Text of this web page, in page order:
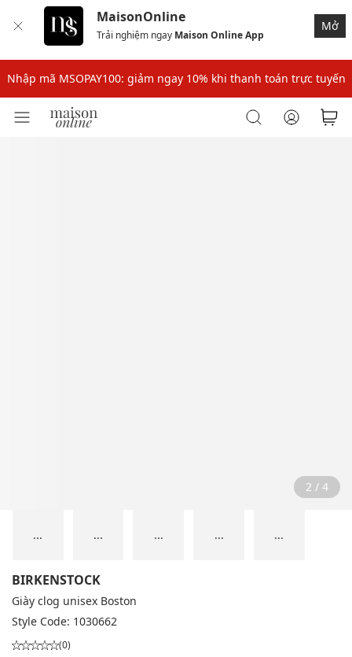
MaisonOnline
Trải nghiệm ngay Maison Online App
Mở
Nhập mã: MSOXINCHAO - Giảm 10% đơn đầu cho thành viên mới!
Nhập mã MSOPAY100: giảm ngay 10% khi thanh toán trực tuyến
Nhập mã: MSOXINCHAO - Giảm 10% đơn đầu cho thành viên mới!
2 / 4
... ... ... ... ...
BIRKENSTOCK
Giày clog unisex Boston
Style Code: 1030662
(0)